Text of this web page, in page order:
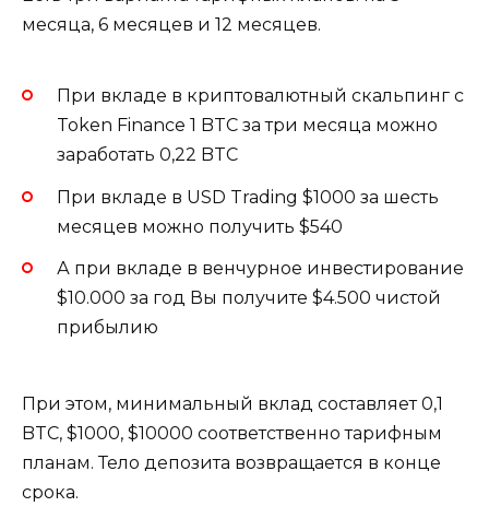
месяца, 6 месяцев и 12 месяцев.
При вкладе в криптовалютный скальпинг с
Token Finance 1 BTC за три месяца можно
заработать 0,22 BTC
При вкладе в USD Trading $1000 за шесть
месяцев можно получить $540
А при вкладе в венчурное инвестирование
$10.000 за год Вы получите $4.500 чистой
прибылию
При этом, минимальный вклад составляет 0,1
BTC, $1000, $10000 соответственно тарифным
планам. Тело депозита возвращается в конце
срока.